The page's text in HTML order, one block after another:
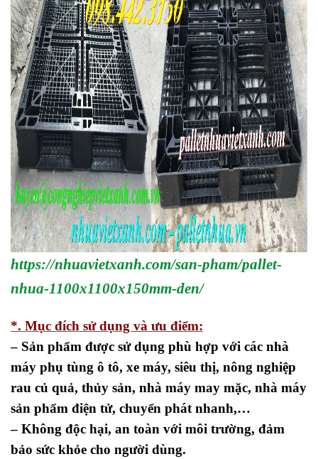
https://nhuavietxanh.com/san-pham/pallet-
nhua-1100x1100x150mm-den/
*. Mục đích sử dụng và ưu điểm:
– Sản phẩm được sử dụng phù hợp với các nhà
máy phụ tùng ô tô, xe máy, siêu thị, nông nghiệp
rau củ quả, thủy sản, nhà máy may mặc, nhà máy
sản phẩm điện tử, chuyển phát nhanh,…
– Không độc hại, an toàn với môi trường, đảm
bảo sức khỏe cho người dùng.